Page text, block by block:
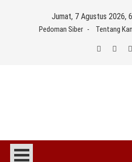
Jumat, 7 Agustus 2026,
Pedoman Siber Tentang